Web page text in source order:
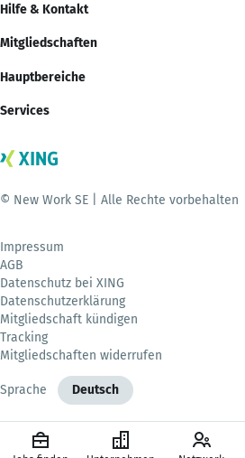
Hilfe & Kontakt
Mitgliedschaften
Hauptbereiche
Services
© New Work SE | Alle Rechte vorbehalten
Impressum
AGB
Datenschutz bei XING
Datenschutzerklärung
Mitgliedschaft kündigen
Tracking
Mitgliedschaften widerrufen
Sprache Deutsch